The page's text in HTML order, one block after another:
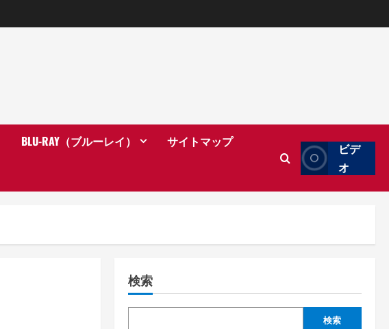
BLU-RAY（ブルーレイ） サイトマップ
ビデ
オ
検索
検索